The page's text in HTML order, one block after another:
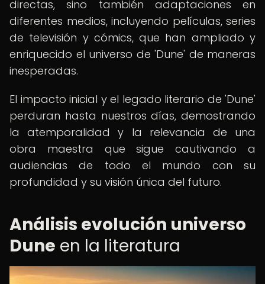
directas, sino también adaptaciones en
diferentes medios, incluyendo películas, series
de televisión y cómics, que han ampliado y
enriquecido el universo de 'Dune' de maneras
inesperadas.
El impacto inicial y el legado literario de 'Dune'
perduran hasta nuestros días, demostrando
la atemporalidad y la relevancia de una
obra maestra que sigue cautivando a
audiencias de todo el mundo con su
profundidad y su visión única del futuro.
Análisis evolución universo
Dune en la literatura